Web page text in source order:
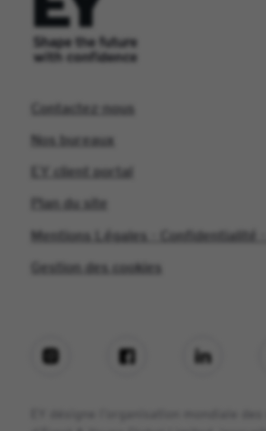
Contactez-nous
Nos bureaux
EY client portal
Plan du site
Mentions Légales - Confidentialité
Gestion des cookies